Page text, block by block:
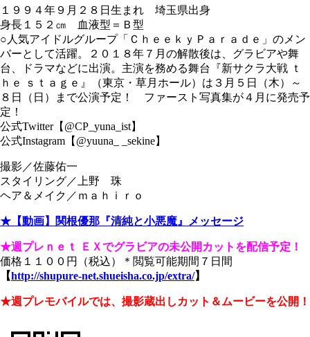
１９９４年９月２８日生まれ 埼玉県出身
身長１５２㎝ 血液型＝Ｂ型
○人気アイドルグループ「ＣｈｅｅｋｙＰａｒａｄｅ」のメン
バーとして活躍。２０１８年７月の解散後は、グラビアや舞
台、ドラマなどに出演。主演を務める舞台『新サクラ大戦 ｔ
ｈｅ ｓｔａｇｅ』（東京・草月ホール）は３月５日（木）～
８日（日）まで公演予定！ ファースト写真集が４月に発売予
定！
公式Twitter【@CP_yuna_ist】
公式Instagram【@yuuna_ _sekine】
撮影／佐藤佑一
スタイリング／上野 珠
ヘア＆メイク／ｍａｈｉｒｏ
★【動画】関根優那『清純と小悪魔』メッセージ
★週プレｎｅｔ ＥＸでグラビアの未公開カットを配信予定！
価格１１００円（税込）＊閲覧可能期間７日間
【http://shupure-net.shueisha.co.jp/extra/】
★週プレモバイルでは、撮影蔵出しカット＆ムービーを公開！